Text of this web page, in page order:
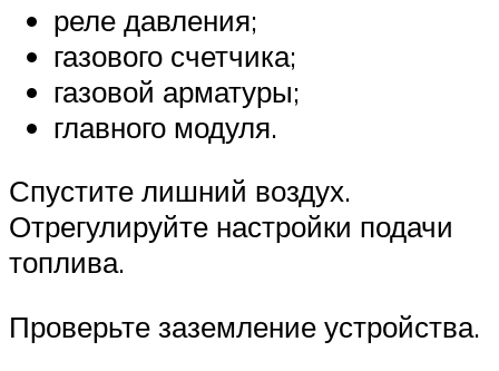
реле давления;
газового счетчика;
газовой арматуры;
главного модуля.
Спустите лишний воздух.
Отрегулируйте настройки подачи
топлива.
Проверьте заземление устройства.